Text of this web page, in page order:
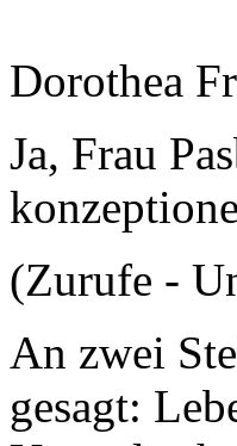
Dorothea
Ja, Frau
(Zurufe -
An zwei
gesagt: